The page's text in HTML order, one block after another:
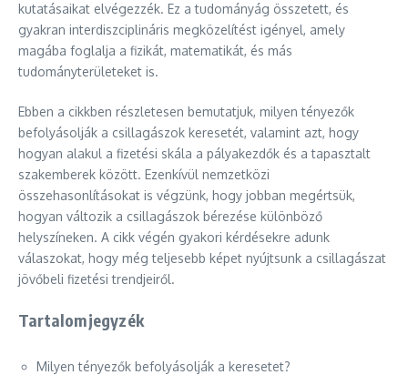
kutatásaikat elvégezzék. Ez a tudományág összetett, és
gyakran interdiszciplináris megközelítést igényel, amely
magába foglalja a fizikát, matematikát, és más
tudományterületeket is.
Ebben a cikkben részletesen bemutatjuk, milyen tényezők
befolyásolják a csillagászok keresetét, valamint azt, hogy
hogyan alakul a fizetési skála a pályakezdők és a tapasztalt
szakemberek között. Ezenkívül nemzetközi
összehasonlításokat is végzünk, hogy jobban megértsük,
hogyan változik a csillagászok bérezése különböző
helyszíneken. A cikk végén gyakori kérdésekre adunk
válaszokat, hogy még teljesebb képet nyújtsunk a csillagászat
jövőbeli fizetési trendjeiről.
Tartalomjegyzék
Milyen tényezők befolyásolják a keresetet?